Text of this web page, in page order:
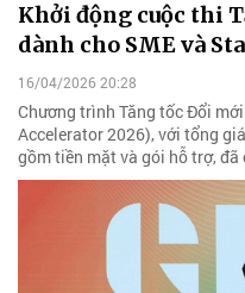
Khởi động cuộc thi
dành cho SME và
16/04/2026 20:28
Chương trình Tăng tốc Đổi
Accelerator 2026), với tổng
gồm tiền mặt và gói hỗ trợ,